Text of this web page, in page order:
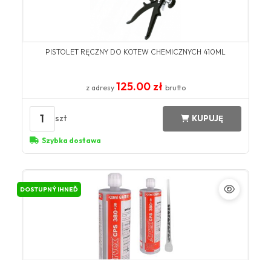
PISTOLET RĘCZNY DO KOTEW CHEMICZNYCH 410ML
z adresy 125.00 zł brutto
1 szt KUPUJĘ
Szybka dostawa
DOSTUPNÝ IHNEĎ